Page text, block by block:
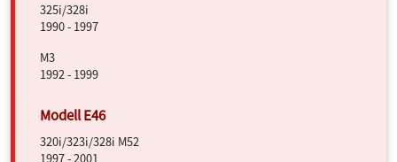
325i/328i
1990 - 1997
M3
1992 - 1999
320i/323i/328i M52
1997 - 2001